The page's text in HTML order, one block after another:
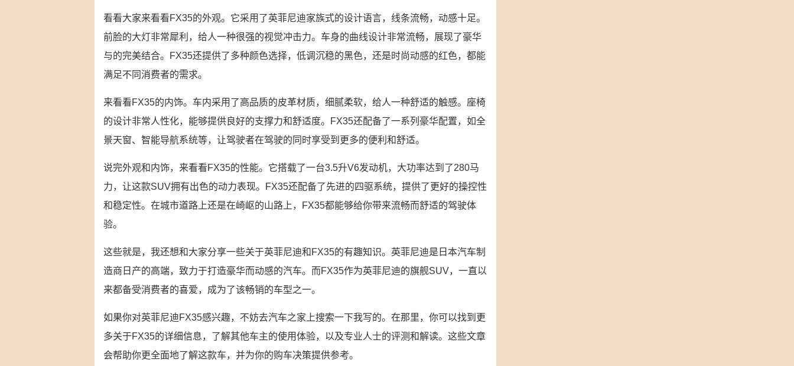
看看大家来看看FX35的外观。它采用了英菲尼迪家族式的设计语言，线条流畅，动感十足。
前脸的大灯非常犀利，给人一种很强的视觉冲击力。车身的曲线设计非常流畅，展现了豪华
与的完美结合。FX35还提供了多种颜色选择，低调沉稳的黑色，还是时尚动感的红色，都能
满足不同消费者的需求。
来看看FX35的内饰。车内采用了高品质的皮革材质，细腻柔软，给人一种舒适的触感。座椅
的设计非常人性化，能够提供良好的支撑力和舒适度。FX35还配备了一系列豪华配置，如全
景天窗、智能导航系统等，让驾驶者在驾驶的同时享受到更多的便利和舒适。
说完外观和内饰，来看看FX35的性能。它搭载了一台3.5升V6发动机，大功率达到了280马
力，让这款SUV拥有出色的动力表现。FX35还配备了先进的四驱系统，提供了更好的操控性
和稳定性。在城市道路上还是在崎岖的山路上，FX35都能够给你带来流畅而舒适的驾驶体
验。
这些就是，我还想和大家分享一些关于英菲尼迪和FX35的有趣知识。英菲尼迪是日本汽车制
造商日产的高端，致力于打造豪华而动感的汽车。而FX35作为英菲尼迪的旗舰SUV，一直以
来都备受消费者的喜爱，成为了该畅销的车型之一。
如果你对英菲尼迪FX35感兴趣，不妨去汽车之家上搜索一下我写的。在那里，你可以找到更
多关于FX35的详细信息，了解其他车主的使用体验，以及专业人士的评测和解读。这些文章
会帮助你更全面地了解这款车，并为你的购车决策提供参考。